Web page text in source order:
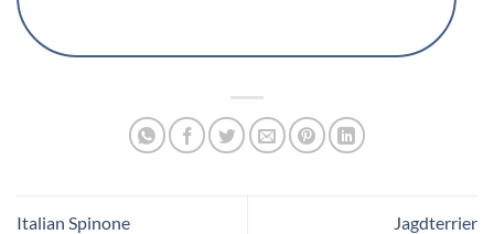
Italian Spinone Jagdterrier